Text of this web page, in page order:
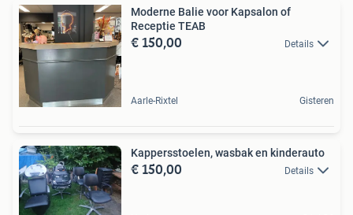
Moderne Balie voor Kapsalon of
Receptie TEAB
€ 150,00 Details
Aarle-Rixtel Gisteren
Kappersstoelen, wasbak en kinderauto
€ 150,00 Details